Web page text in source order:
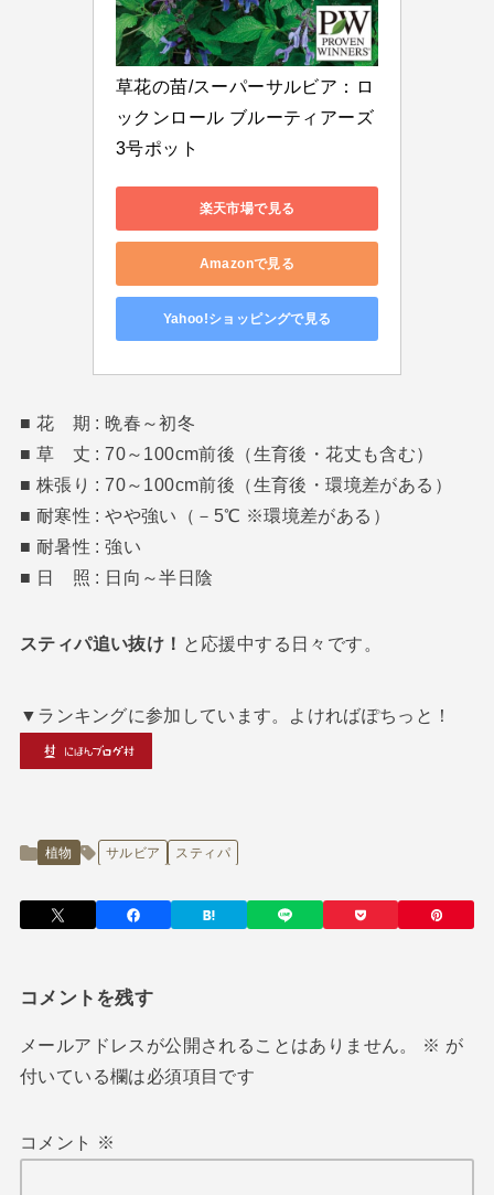
草花の苗/スーパーサルビア：ロ
ックンロール ブルーティアーズ
3号ポット
楽天市場で見る
Amazonで見る
Yahoo!ショッピングで見る
■ 花 期 : 晩春～初冬
■ 草 丈 : 70～100cm前後（生育後・花丈も含む）
■ 株張り : 70～100cm前後（生育後・環境差がある）
■ 耐寒性 : やや強い（－5℃ ※環境差がある）
■ 耐暑性 : 強い
■ 日 照 : 日向～半日陰
スティパ追い抜け！ と応援中する日々です。
▼ランキングに参加しています。よければぽちっと！
植物 サルビア スティパ
コメントを残す
メールアドレスが公開されることはありません。 ※ が
付いている欄は必須項目です
コメント ※